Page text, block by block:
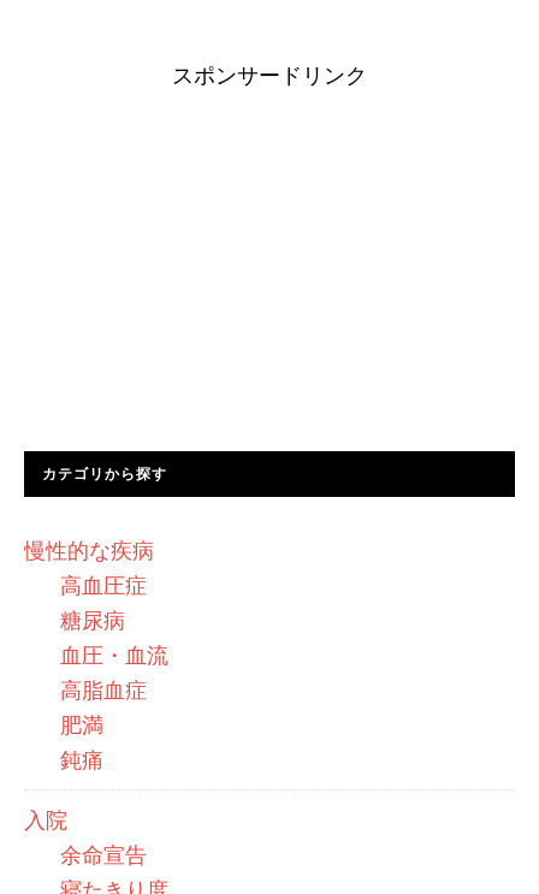
スポンサードリンク
カテゴリから探す
慢性的な疾病
高血圧症
糖尿病
血圧・血流
高脂血症
肥満
鈍痛
入院
余命宣告